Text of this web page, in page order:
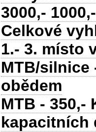
3000,-
Celkové
1.- 3. místo
MTB/silnice
obědem
MTB - 350,-
kapacitních